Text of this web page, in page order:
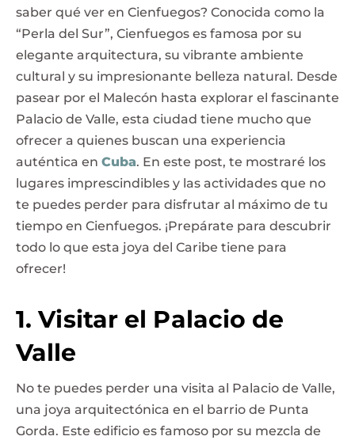
saber qué ver en Cienfuegos? Conocida como la
“Perla del Sur”, Cienfuegos es famosa por su
elegante arquitectura, su vibrante ambiente
cultural y su impresionante belleza natural. Desde
pasear por el Malecón hasta explorar el fascinante
Palacio de Valle, esta ciudad tiene mucho que
ofrecer a quienes buscan una experiencia
auténtica en Cuba. En este post, te mostraré los
lugares imprescindibles y las actividades que no
te puedes perder para disfrutar al máximo de tu
tiempo en Cienfuegos. ¡Prepárate para descubrir
todo lo que esta joya del Caribe tiene para
ofrecer!
1. Visitar el Palacio de
Valle
No te puedes perder una visita al Palacio de Valle,
una joya arquitectónica en el barrio de Punta
Gorda. Este edificio es famoso por su mezcla de